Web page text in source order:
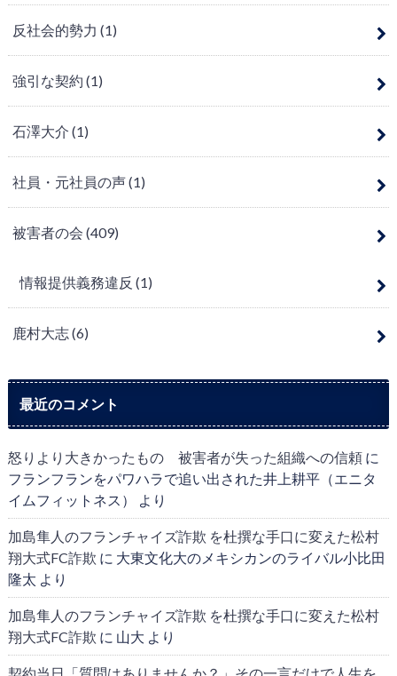
反社会的勢力 (1)
強引な契約 (1)
石澤大介 (1)
社員・元社員の声(1)
被害者の会 (409)
情報提供義務違反 (1)
鹿村大志(6)
最近のコメント
怒りより大きかったもの 被害者が失った組織への信頼に
フランフランをパワハラで追い出された井上耕平（エニタ
イムフィットネス）
より
加島隼人のフランチャイズ詐欺 を杜撰な手口に変えた松村
翔大式FC詐欺 に 大東文化大のメキシカンのライバル小比田
隆太 より
加島隼人のフランチャイズ詐欺 を杜撰な手口に変えた松村
翔大式FC詐欺 に 山大 より